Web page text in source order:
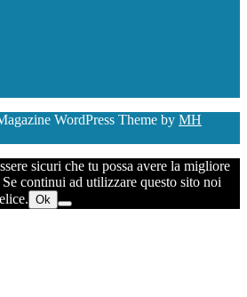
WordPress Theme by MH
sicuri che tu possa avere la migliore
continui ad utilizzare questo sito noi
Ok